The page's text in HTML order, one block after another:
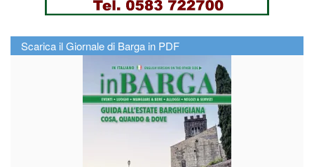
Scarica il Giornale di Barga in PDF